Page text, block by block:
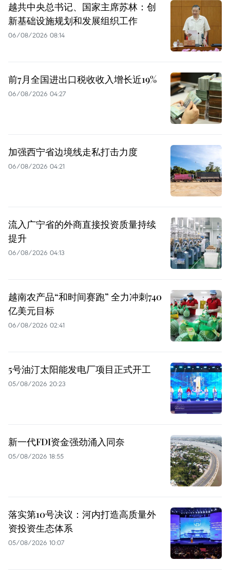
越共中央总书记、国家主席苏林：创
新基础设施规划和发展组织工作
06/08/2026 08:14
前7月全国进出口税收收入增长近19%
06/08/2026 04:27
加强西宁省边境线走私打击力度
06/08/2026 04:21
流入广宁省的外商直接投资质量持续
提升
06/08/2026 04:13
越南农产品“和时间赛跑” 全力冲刺740
亿美元目标
06/08/2026 02:41
5号油汀太阳能发电厂项目正式开工
05/08/2026 20:23
新一代FDI资金强劲涌入同奈
05/08/2026 18:55
落实第10号决议：河内打造高质量外
资投资生态体系
05/08/2026 10:07